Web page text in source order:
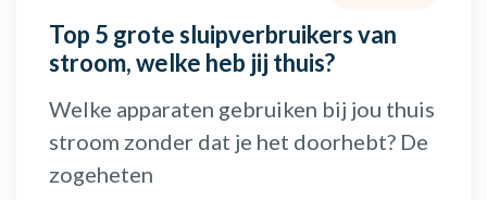
Top 5 grote sluipverbruikers van
stroom, welke heb jij thuis?
Welke apparaten gebruiken bij jou thuis
stroom zonder dat je het doorhebt? De
zogeheten